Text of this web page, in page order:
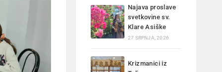
Najava proslave
svetkovine sv.
Klare Asiške
27 SRPNJA, 2026
Krizmanici iz